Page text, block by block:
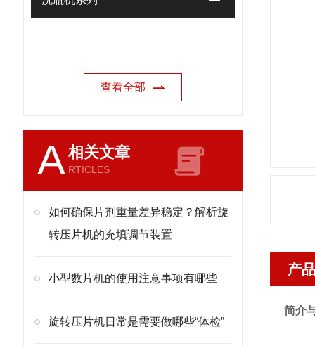
查看全部
A相关文章
RTICLES
如何确保片剂重量差异稳定？解析旋
转压片机的充填调节装置
小型数片机的使用注意事项有哪些
旋转压片机日常是需要做哪些“体检”
产
简介